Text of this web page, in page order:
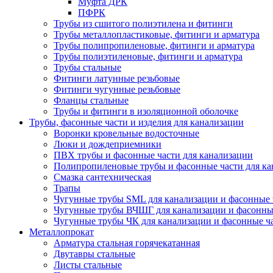
ПФРК
Трубы из сшитого полиэтилена и фитинги
Трубы металлопластиковые, фитинги и арматура
Трубы полипропиленовые, фитинги и арматура
Трубы полиэтиленовые, фитинги и арматура
Трубы стальные
Фитинги латунные резьбовые
Фитинги чугунные резьбовые
Фланцы стальные
Трубы и фитинги в изоляционной оболочке
Трубы, фасонные части и изделия для канализации
Воронки кровельные водосточные
Люки и дождеприемники
ПВХ трубы и фасонные части для канализации
Полипропиленовые трубы и фасонные части для
Смазка сантехническая
Трапы
Чугунные трубы SML для канализации и фасонные
Чугунные трубы ВЧШГ для канализации и
Чугунные трубы ЧК для канализации и фасонные
Металлопрокат
Арматура стальная горячекатанная
Двутавры стальные
Листы стальные